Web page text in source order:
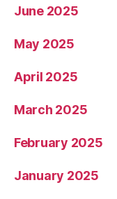
June 2025
May 2025
April 2025
March 2025
February 2025
January 2025